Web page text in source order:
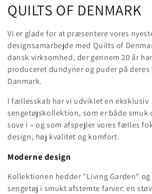
o
l
l
e
k
t
i
o
n
:
QUILTS OF DENMARK
Vi er glade for at præsentere vores
designsamarbejde med Quilts of
dansk virksomhed, der gennem 20 år
produceret dundyner og puder på
Danmark.
I fællesskab har vi udviklet en eksklusiv
sengetøjskollektion, som er både smuk
sove i – og som afspejler vores fælles
design, høj kvalitet og komfort.
Moderne design
Kollektionen hedder "Living Garden"
sengetøj i smukt afstemte farver: en